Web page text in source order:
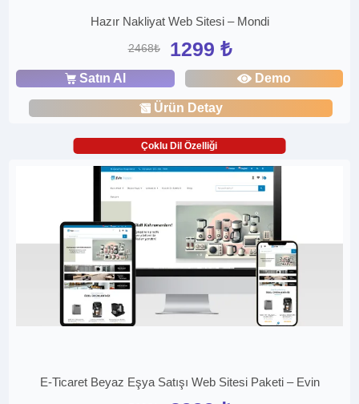
Hazır Nakliyat Web Sitesi – Mondi
2468₺ 1299 ₺
Satın Al Demo
Ürün Detay
Çoklu Dil Özelliği
E-Ticaret Beyaz Eşya Satışı Web Sitesi Paketi – Evin